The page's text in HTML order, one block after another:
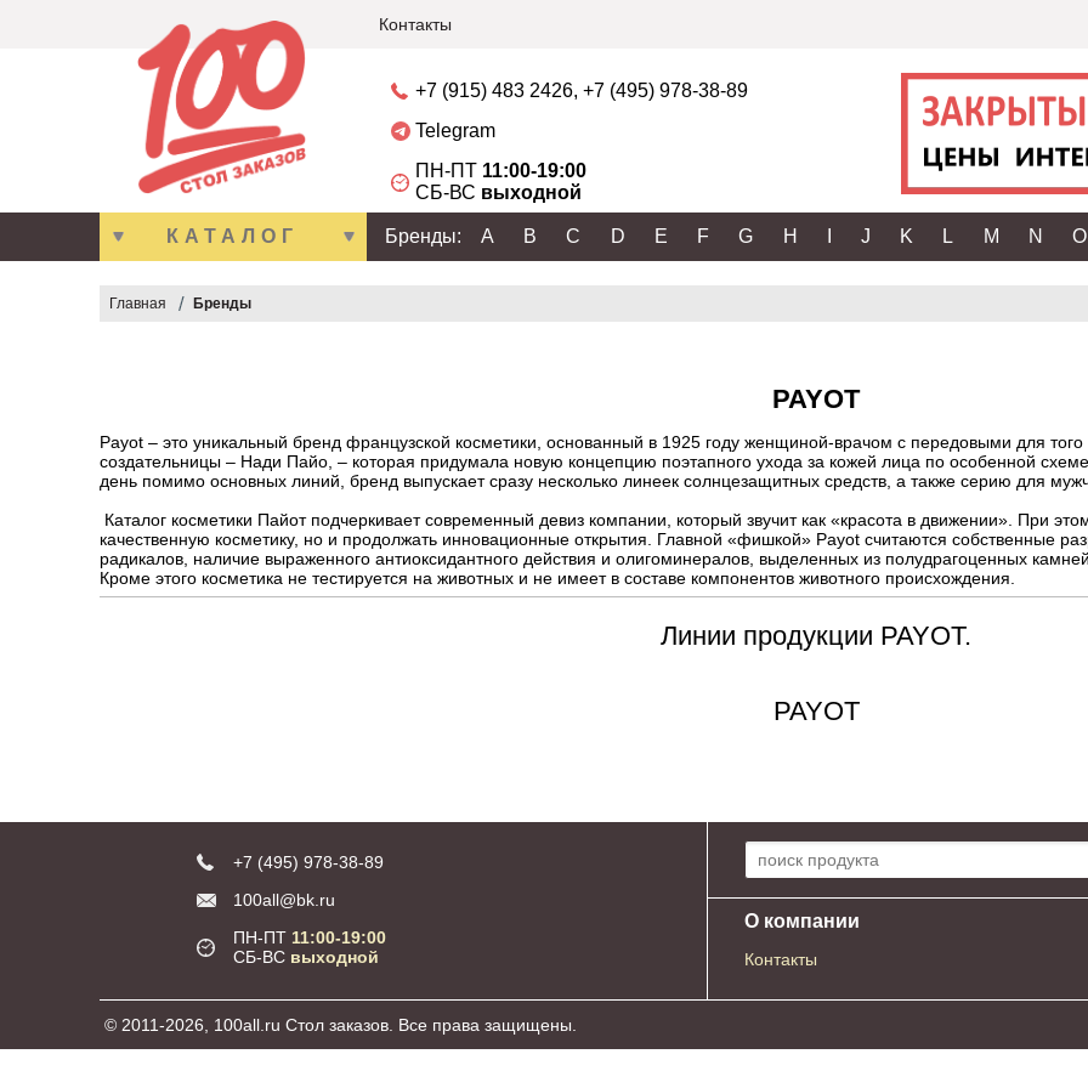
Контакты
+7 (915) 483 2426, +7 (495) 978-38-89
Telegram
ПН-ПТ 11:00-19:00
СБ-ВС выходной
КАТАЛОГ Бренды: A B C D E F G H J K L M N O
Главная Бренды
PAYOT
Payot – это уникальный бренд французской косметики, основанный в 1925 году женщиной-врачом с передовыми для
создательницы – Нади Пайо, – которая придумала новую концепцию поэтапного ухода за кожей лица по особенной
день помимо основных линий, бренд выпускает сразу несколько линеек солнцезащитных средств, а также серию для
Каталог косметики Пайот подчеркивает современный девиз компании, который звучит как «красота в движении». При
качественную косметику, но и продолжать инновационные открытия. Главной «фишкой» Payot считаются собственные
радикалов, наличие выраженного антиоксидантного действия и олигоминералов, выделенных из полудрагоценных
Кроме этого косметика не тестируется на животных и не имеет в составе компонентов животного происхождения.
Линии продукции PAYOT.
PAYOT
+7 (495) 978-38-89
100all@bk.ru
ПН-ПТ 11:00-19:00
СБ-ВС выходной
Поиск по сайту:
О компании
Контакты
© 2011-2026, 100all.ru Стол заказов. Все права защищены.